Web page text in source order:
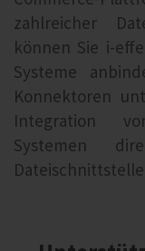
zahlreicher
können Sie
Systeme
Konnektoren
Integration
Systemen